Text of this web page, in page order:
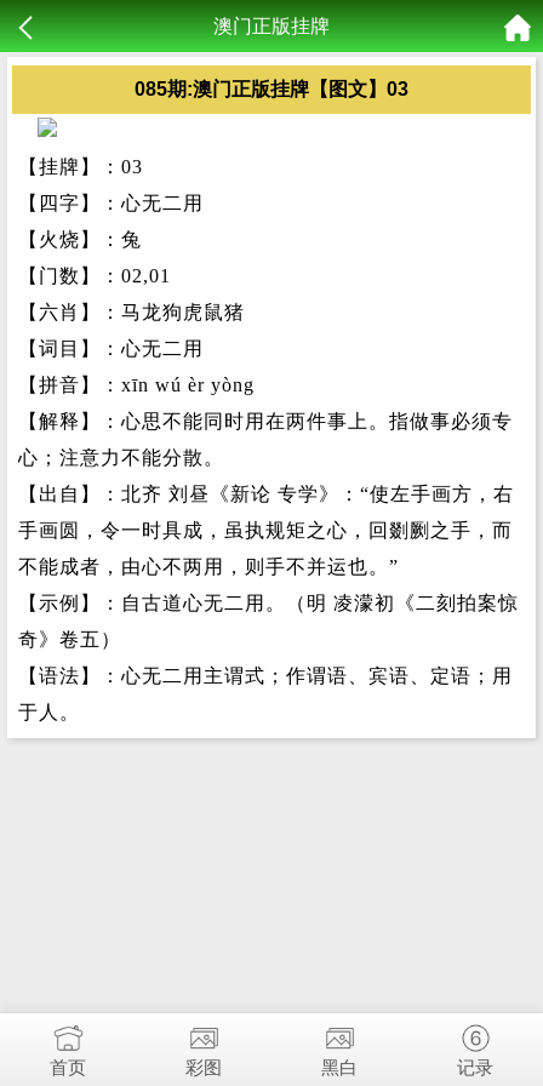
澳门正版挂牌
085期:澳门正版挂牌【图文】03
【挂牌】：03
【四字】：心无二用
【火烧】：兔
【门数】：02,01
【六肖】：马龙狗虎鼠猪
【词目】：心无二用
【拼音】：xīn wú èr yòng
【解释】：心思不能同时用在两件事上。指做事必须专
心；注意力不能分散。
【出自】：北齐 刘昼《新论 专学》：“使左手画方，右
手画圆，令一时具成，虽执规矩之心，回剟劂之手，而
不能成者，由心不两用，则手不并运也。”
【示例】：自古道心无二用。（明 凌濛初《二刻拍案惊
奇》卷五）
【语法】：心无二用主谓式；作谓语、宾语、定语；用
于人。
首页 彩图 黑白 记录